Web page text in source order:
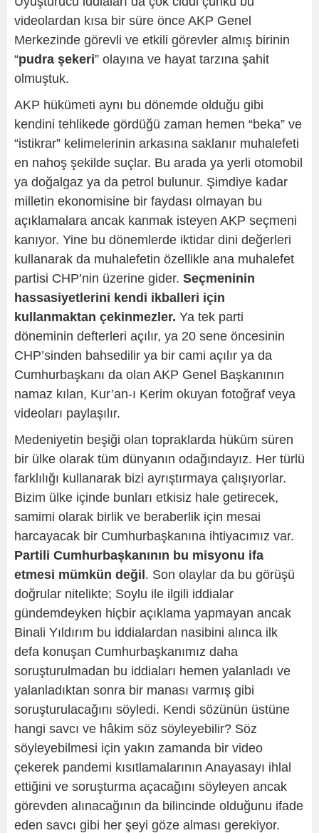
videolardan kısa bir süre önce AKP Genel
Merkezinde görevli ve etkili görevler almış birinin
“pudra şekeri” olayına ve hayat tarzına şahit
olmuştuk.
AKP hükümeti aynı bu dönemde olduğu gibi
kendini tehlikede gördüğü zaman hemen “beka” ve
“istikrar” kelimelerinin arkasına saklanır muhalefeti
en nahoş şekilde suçlar. Bu arada ya yerli otomobil
ya doğalgaz ya da petrol bulunur. Şimdiye kadar
milletin ekonomisine bir faydası olmayan bu
açıklamalara ancak kanmak isteyen AKP seçmeni
kanıyor. Yine bu dönemlerde iktidar dini değerleri
kullanarak da muhalefetin özellikle ana muhalefet
partisi CHP’nin üzerine gider. Seçmeninin
hassasiyetlerini kendi ikballeri için
kullanmaktan çekinmezler. Ya tek parti
döneminin defterleri açılır, ya 20 sene öncesinin
CHP’sinden bahsedilir ya bir cami açılır ya da
Cumhurbaşkanı da olan AKP Genel Başkanının
namaz kılan, Kur’an-ı Kerim okuyan fotoğraf veya
videoları paylaşılır.
Medeniyetin beşiği olan topraklarda hüküm süren
bir ülke olarak tüm dünyanın odağındayız. Her türlü
farklılığı kullanarak bizi ayrıştırmaya çalışıyorlar.
Bizim ülke içinde bunları etkisiz hale getirecek,
samimi olarak birlik ve beraberlik için mesai
harcayacak bir Cumhurbaşkanına ihtiyacımız var.
Partili Cumhurbaşkanının bu misyonu ifa
etmesi mümkün değil . Son olaylar da bu görüşü
doğrular nitelikte; Soylu ile ilgili iddialar
gündemdeyken hiçbir açıklama yapmayan ancak
Binali Yıldırım bu iddialardan nasibini alınca ilk
defa konuşan Cumhurbaşkanımız daha
soruşturulmadan bu iddiaları hemen yalanladı ve
yalanladıktan sonra bir manası varmış gibi
soruşturulacağını söyledi. Kendi sözünün üstüne
hangi savcı ve hâkim söz söyleyebilir? Söz
söyleyebilmesi için yakın zamanda bir video
çekerek pandemi kısıtlamalarının Anayasayı ihlal
ettiğini ve soruşturma açacağını söyleyen ancak
görevden alınacağının da bilincinde olduğunu ifade
eden savcı gibi her şeyi göze alması gerekiyor.